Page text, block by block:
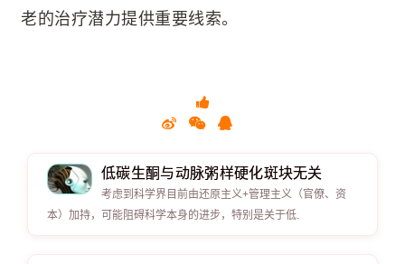
老的治疗潜力提供重要线索。
低碳生酮与动脉粥样硬化斑块无关
考虑到科学界目前由还原主义+管理主义（官僚、资
本）加持，可能阻碍科学本身的进步，特别是关于低.